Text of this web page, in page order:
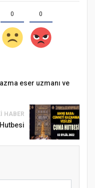
0 0
eser uzmanı ve
HABER
Camii